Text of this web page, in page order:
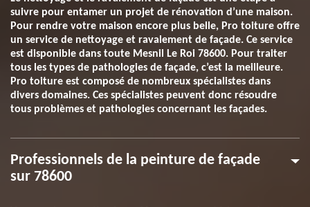
suivre pour entamer un projet de rénovation d’une maison.
Pour rendre votre maison encore plus belle, Pro toiture offre
un service de nettoyage et ravalement de façade. Ce service
est disponible dans toute Mesnil Le Roi 78600. Pour traiter
tous les types de pathologies de façade, c’est la meilleure.
Pro toiture est composé de nombreux spécialistes dans
divers domaines. Ces spécialistes peuvent donc résoudre
tous problèmes et pathologies concernant les façades.
Professionnels de la peinture de façade
sur 78600